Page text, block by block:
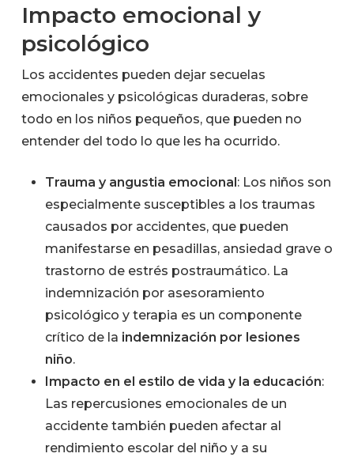
Impacto emocional y
psicológico
Los accidentes pueden dejar secuelas
emocionales y psicológicas duraderas, sobre
todo en los niños pequeños, que pueden no
entender del todo lo que les ha ocurrido.
Trauma y angustia emocional: Los niños son
especialmente susceptibles a los traumas
causados por accidentes, que pueden
manifestarse en pesadillas, ansiedad grave o
trastorno de estrés postraumático. La
indemnización por asesoramiento
psicológico y terapia es un componente
crítico de la indemnización por lesiones
niño.
Impacto en el estilo de vida y la educación:
Las repercusiones emocionales de un
accidente también pueden afectar al
rendimiento escolar del niño y a su